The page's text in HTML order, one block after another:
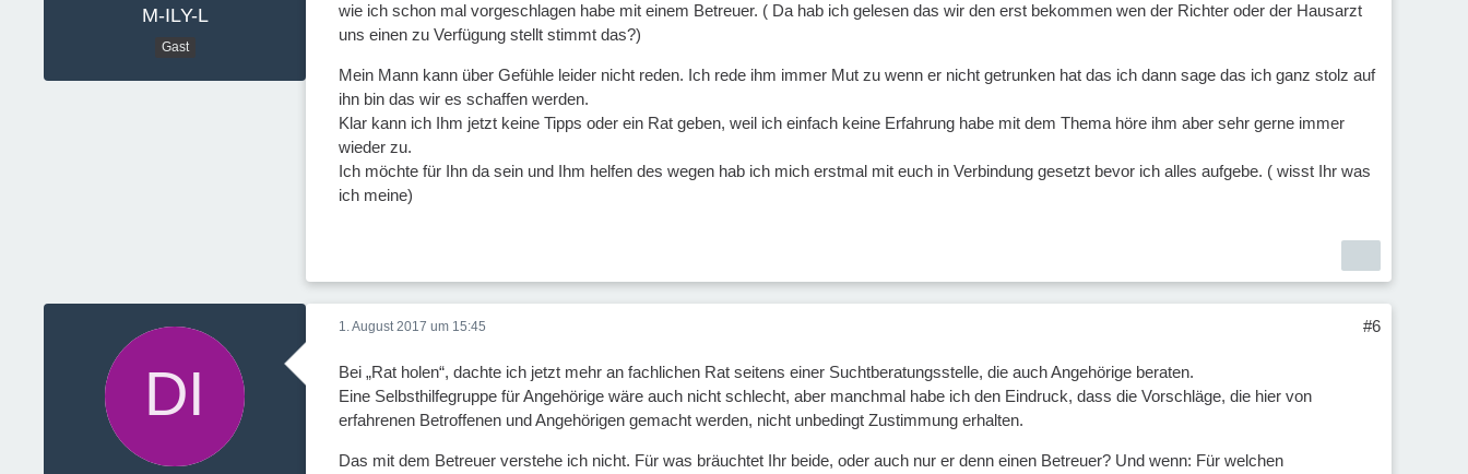
M-ILY-L
Gast
wie ich schon mal vorgeschlagen habe mit einem Betreuer. ( Da hab ich gelesen das wir den erst bekommen wen der Richter oder der Hausarzt
uns einen zu Verfügung stellt stimmt das?)
Mein Mann kann über Gefühle leider nicht reden. Ich rede ihm immer Mut zu wenn er nicht getrunken hat das ich dann sage das ich ganz stolz auf
ihn bin das wir es schaffen werden.
Klar kann ich Ihm jetzt keine Tipps oder ein Rat geben, weil ich einfach keine Erfahrung habe mit dem Thema höre ihm aber sehr gerne immer
wieder zu.
Ich möchte für Ihn da sein und Ihm helfen des wegen hab ich mich erstmal mit euch in Verbindung gesetzt bevor ich alles aufgebe. ( wisst Ihr was
ich meine)
1. August 2017 um 15:45 #6
Bei „Rat holen“, dachte ich jetzt mehr an fachlichen Rat seitens einer Suchtberatungsstelle, die auch Angehörige beraten.
Eine Selbsthilfegruppe für Angehörige wäre auch nicht schlecht, aber manchmal habe ich den Eindruck, dass die Vorschläge, die hier von
erfahrenen Betroffenen und Angehörigen gemacht werden, nicht unbedingt Zustimmung erhalten.
Das mit dem Betreuer verstehe ich nicht. Für was bräuchtet Ihr beide, oder auch nur er denn einen Betreuer? Und wenn: Für welchen